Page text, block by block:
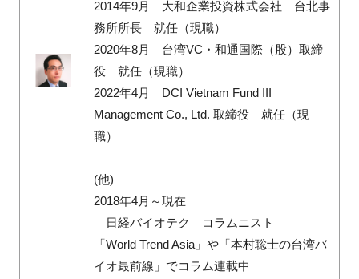
2014年9月 大和企業投資株式会社 台北事
務所所長 就任（現職）
2020年8月 台湾VC・和通国際（股）取締
役 就任（現職）
2022年4月 DCI Vietnam Fund III
Management Co., Ltd. 取締役 就任（現
職）
(他)
2018年4月～現在
日経バイオテク コラムニスト
「World Trend Asia」や「本村聡士の台湾バ
イオ最前線」でコラム連載中